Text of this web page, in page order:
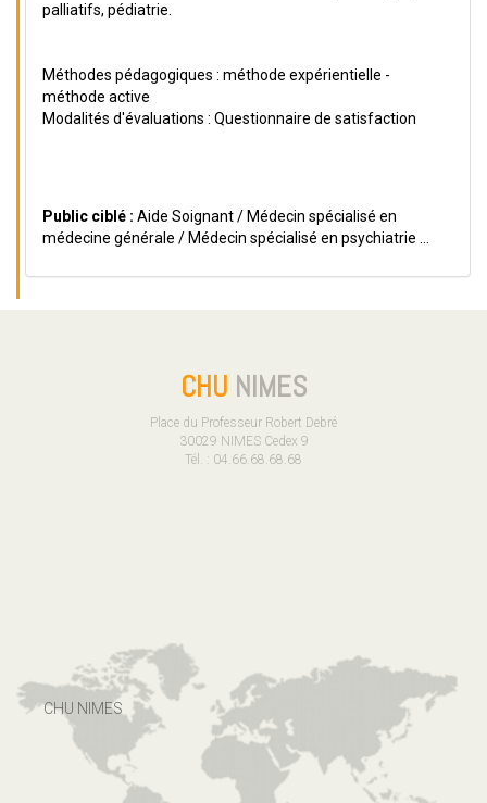
palliatifs, pédiatrie.
Méthodes pédagogiques : méthode expérientielle -
méthode active
Modalités d'évaluations : Questionnaire de satisfaction
Public ciblé : Aide Soignant / Médecin spécialisé en
médecine générale / Médecin spécialisé en psychiatrie ...
CHU NIMES
Place du Professeur Robert Debré
30029 NIMES Cedex 9
Tél. : 04.66.68.68.68
CHU NIMES